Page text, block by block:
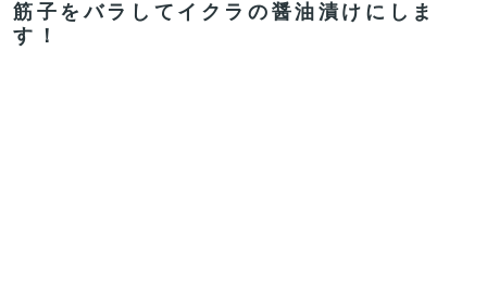
筋子をバラしてイクラの醤油漬けにしま
す！